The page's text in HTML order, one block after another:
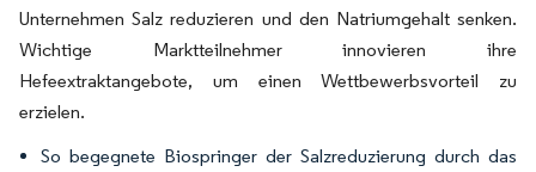
Unternehmen Salz reduzieren und den Natriumgehalt senken.
Wichtige Marktteilnehmer innovieren ihre
Hefeextraktangebote, um einen Wettbewerbsvorteil zu
erzielen.
So begegnete Biospringer der Salzreduzierung durch das